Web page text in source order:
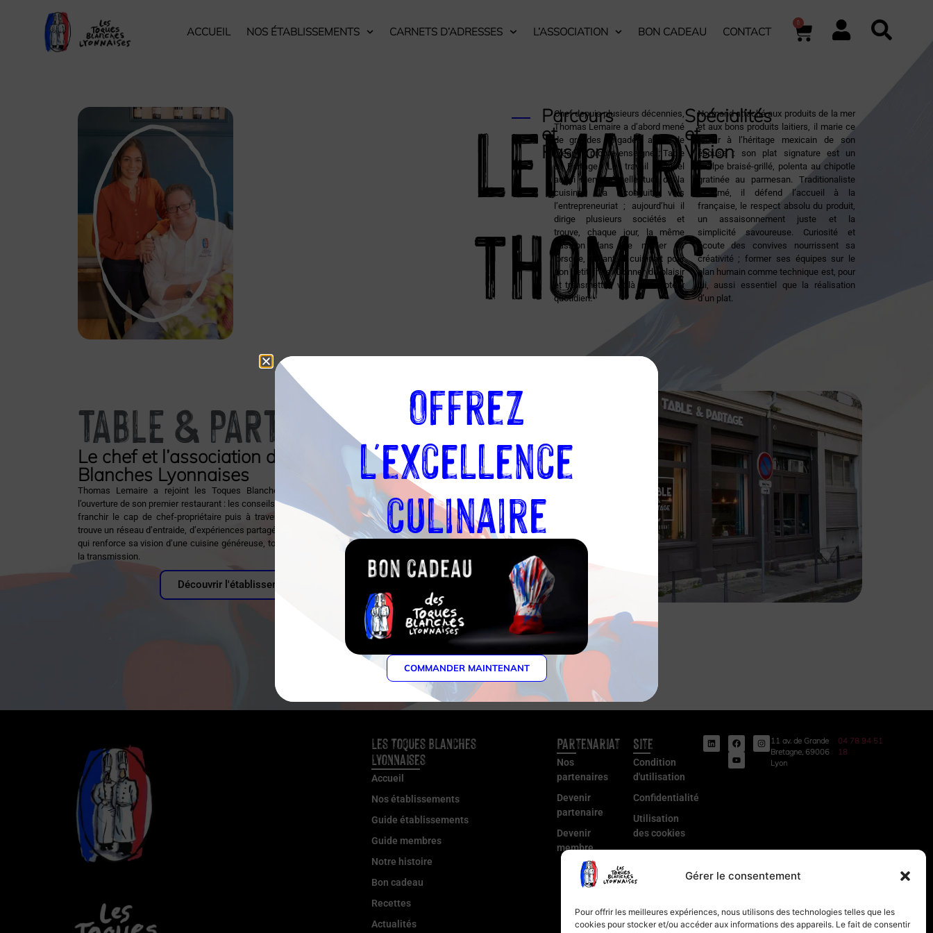
Gérer le consentement
Pour offrir les meilleures expériences, nous utilisons des technologies telles que les
cookies pour stocker et/ou accéder aux informations des appareils. Le fait de consentir
ACCUEIL NOS ÉTABLISSEMENTS CARNETS D’ADRESSES L’ASSOCIATION BON CADEAU CONTACT
0
LEMAIRE
Thomas
Parcours
et
Passion
Chef depuis plusieurs décennies,
Thomas Lemaire a d’abord mené
de grandes brigades avant de
créer sa propre enseigne : Table
& Partage. Le travail manuel
aussi bien qu’intellectuel de la
cuisine l’a conduit vers
l’entrepreneuriat ; aujourd’hui il
dirige plusieurs sociétés et
trouve, chaque jour, la même
passion dans ce métier né
lorsque, enfant, il cuisinait pour
son petit frère. Donner du plaisir
et transmettre, voilà son moteur
quotidien.
Spécialités
et
Vision
Normand attaché aux produits de la mer
et aux bons produits laitiers, il marie ce
terroir à l’héritage mexicain de son
épouse : son plat signature est un
poulpe braisé-grillé, polenta au chipotle
gratinée au parmesan. Traditionaliste
assumé, il défend l’accueil à la
française, le respect absolu du produit,
un assaisonnement juste et la
simplicité savoureuse. Curiosité et
écoute des convives nourrissent sa
créativité ; former ses équipes sur le
plan humain comme technique est, pour
lui, aussi essentiel que la réalisation
d’un plat.
TABLE & PARTAGE
Le chef et l’association des Toques
Blanches Lyonnaises
Thomas Lemaire a rejoint les Toques Blanches Lyonnaises lors de
l’ouverture de son premier restaurant : les conseils de ses pairs l’ont aidé à
franchir le cap de chef-propriétaire puis à traverser la crise Covid. Il y
trouve un réseau d’entraide, d’expériences partagées et un esprit convivial
qui renforce sa vision d’une cuisine généreuse, tournée vers le partage et
la transmission.
Découvrir l'établissement
Les Toques Blanches
Lyonnaises
Accueil
Nos établissements
Guide établissements
Guide membres
Notre histoire
Bon cadeau
Recettes
Actualités
Partenariat
Nos
partenaires
Devenir
partenaire
Devenir
membre
Site
Condition
d'utilisation
Confidentialité
Utilisation
des cookies
de Vente
légales
11 av. de Grande
Bretagne, 69006
Lyon
04 78 94 51
18
Offrez
l'excellence
culinaire
COMMANDER MAINTENANT